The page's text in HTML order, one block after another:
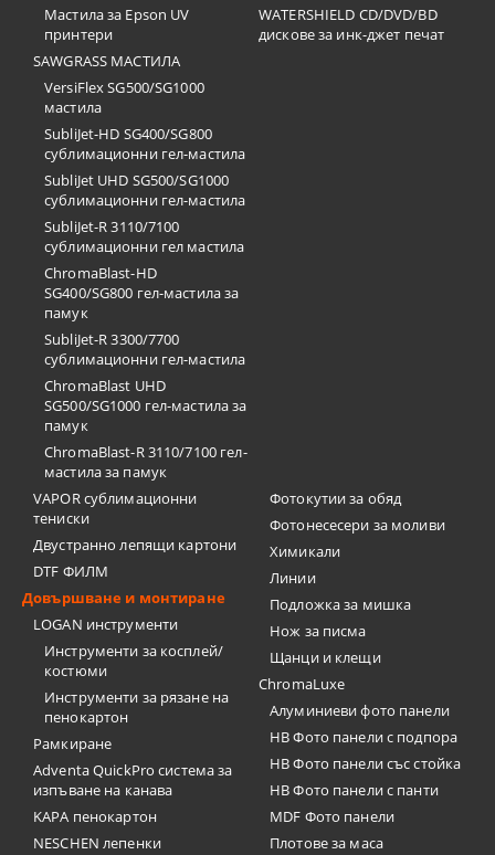
Мастила за Epson UV
принтери
SAWGRASS МАСТИЛА
VersiFlex SG500/SG1000
мастила
SubliJet-HD SG400/SG800
сублимационни гел-мастила
SubliJet UHD SG500/SG1000
сублимационни гел-мастила
SubliJet-R 3110/7100
сублимационни гел мастила
ChromaBlast-HD
SG400/SG800 гел-мастила за
памук
SubliJet-R 3300/7700
сублимационни гел-мастила
ChromaBlast UHD
SG500/SG1000 гел-мастила за
памук
ChromaBlast-R 3110/7100 гел-
мастила за памук
WATERSHIELD CD/DVD/BD
дискове за инк-джет печат
VAPOR сублимационни
тениски
Двустранно лепящи картони
DTF ФИЛМ
Довършване и монтиране
LOGAN инструменти
Инструменти за косплей/
костюми
Инструменти за рязане на
пенокартон
Рамкиране
Adventa QuickPro система за
изпъване на канава
KAPA пенокартон
NESCHEN лепенки
Фотокутии за обяд
Фотонесесери за моливи
Химикали
Линии
Подложка за мишка
Нож за писма
Щанци и клещи
ChromaLuxe
Алуминиеви фото панели
HB Фото панели с подпора
HB Фото панели със стойка
HB Фото панели с панти
MDF Фото панели
Плотове за маса